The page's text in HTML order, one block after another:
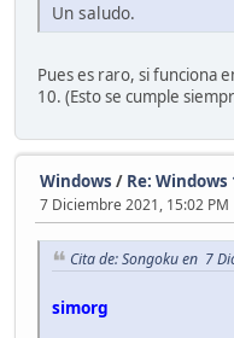
Un saludo.
Pues es raro, si funciona
10. (Esto se cumple
Windows / Re: Windows
7 Diciembre 2021, 15:02 PM
Cita de: Songoku en 7
simorg